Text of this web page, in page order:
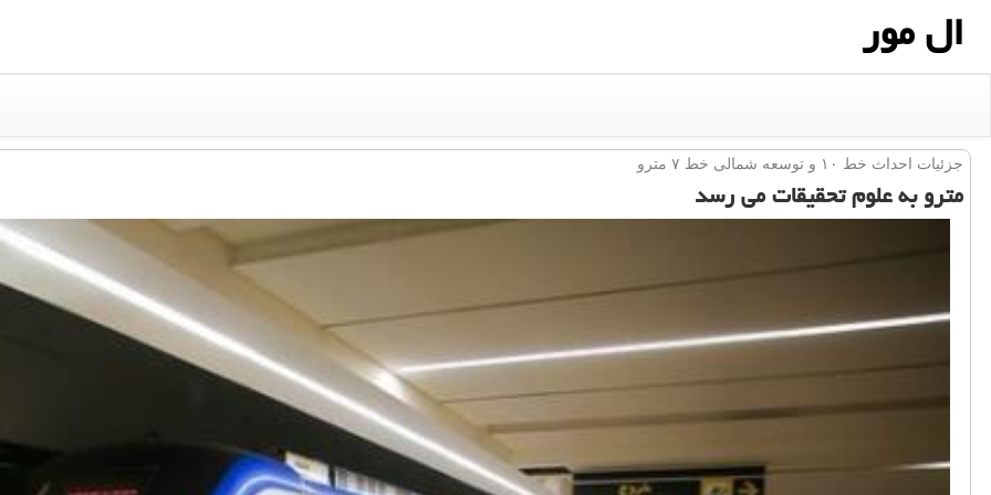
ال مور
جزئیات احداث خط ۱۰ و توسعه شمالی خط ۷ مترو
مترو به علوم تحقیقات می رسد